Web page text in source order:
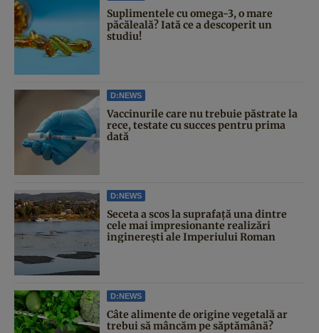
Suplimentele cu omega-3, o mare
păcăleală? Iată ce a descoperit un
studiu!
D:NEWS
Vaccinurile care nu trebuie păstrate la
rece, testate cu succes pentru prima
dată
D:NEWS
Seceta a scos la suprafață una dintre
cele mai impresionante realizări
inginerești ale Imperiului Roman
D:NEWS
Câte alimente de origine vegetală ar
trebui să mâncăm pe săptămână?